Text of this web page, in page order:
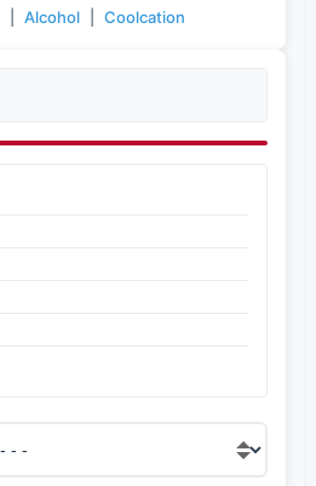
Alcohol Coolcation